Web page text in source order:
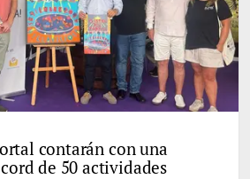
contarán con una
de 50 actividades